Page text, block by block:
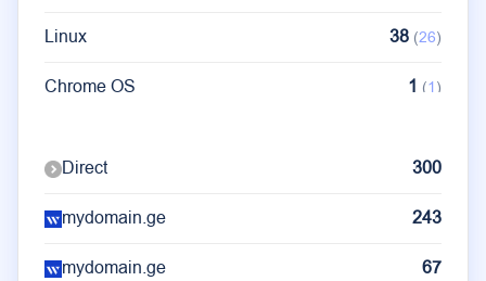
Linux 38 (26)
Chrome OS 1 (1)
Direct 300
mydomain.ge 243
mydomain.ge 67